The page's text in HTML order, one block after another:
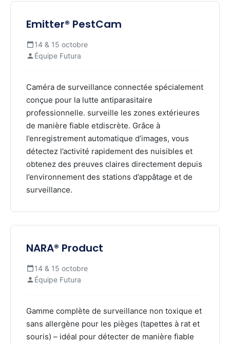
Emitter® PestCam
14 & 15 octobre
Équipe Futura
Caméra de surveillance connectée spécialement
conçue pour la lutte antiparasitaire
professionnelle. surveille les zones extérieures
de manière fiable etdiscrète. Grâce à
l’enregistrement automatique d’images, vous
détectez l’activité rapidement des nuisibles et
obtenez des preuves claires directement depuis
l’environnement des stations d’appâtage et de
surveillance.
NARA® Product
14 & 15 octobre
Équipe Futura
Gamme complète de surveillance non toxique et
sans allergène pour les pièges (tapettes à rat et
souris) – idéal pour détecter de manière fiable